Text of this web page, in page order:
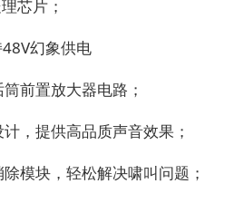
芯片；
幻象供电
前置放大器电路；
，提供高品质声音效果；
模块，轻松解决啸叫问题；